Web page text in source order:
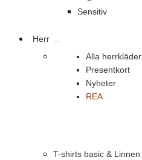
Sensitiv
Herr
Alla herrkläder
Presentkort
Nyheter
REA
T-shirts basic & Linnen